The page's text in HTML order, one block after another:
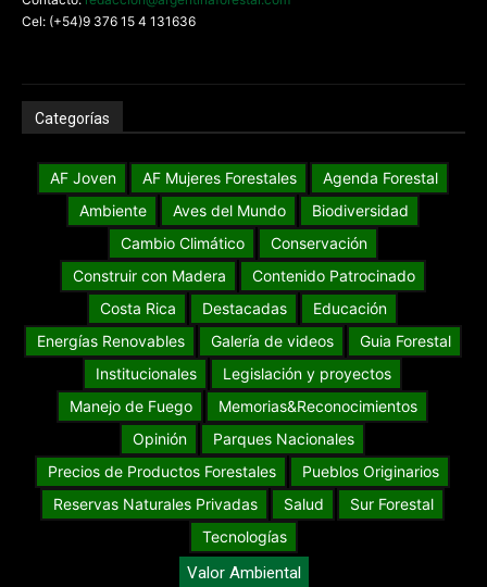
Cel: (+54)9 376 15 4 131636
Categorías
AF Joven AF Mujeres Forestales
Agenda Forestal
Ambiente
Aves del Mundo
Biodiversidad
Cambio Climático
Conservación
Construir con Madera
Contenido Patrocinado
Costa Rica
Destacadas
Educación
Energías Renovables
Galería de videos
Guia Forestal
Institucionales
Legislación y proyectos
Manejo de Fuego
Memorias&Reconocimientos
Opinión
Parques Nacionales
Precios de Productos Forestales
Pueblos Originarios
Reservas Naturales Privadas
Salud
Sur Forestal
Tecnologías
Valor Ambiental